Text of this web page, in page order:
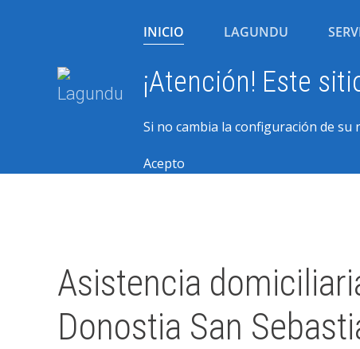
INICIO LAGUNDU
¡Atención! Este
Si no cambia la configuración de su
Acepto
Asistencia
Donostia San